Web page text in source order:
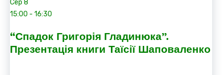
Сер 8
15:00 - 16:30
“Спадок Григорія Гладинюка”.
Презентація книги Таїсії Шаповаленко